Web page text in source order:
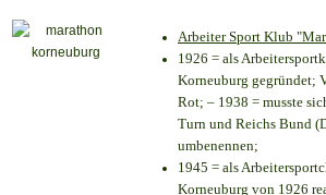
Arbeiter Sport Klub
1926 = als
Korneuburg gegründet;
Rot; – 1938 = musste
Turn und Reichs Bund
umbenennen;
1945 = als
Korneuburg von 1926